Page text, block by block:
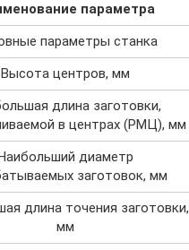
параметра
параметры станка
Высота центров, мм
длина заготовки,
в центрах (РМЦ), мм
диаметр
заготовок, мм
длина точения заготовки,
мм